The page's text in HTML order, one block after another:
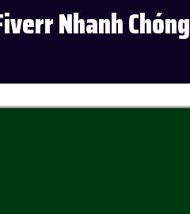
Nhanh Chóng